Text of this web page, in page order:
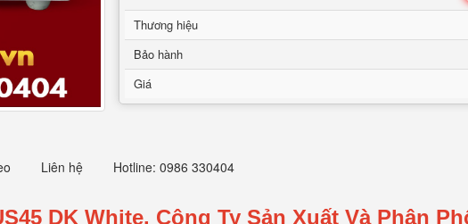
Thương hiệu
Bảo hành
Giá
Liên hệ Hotline: 0986 330404
DK White. Công Ty Sản Xuất Và Phân